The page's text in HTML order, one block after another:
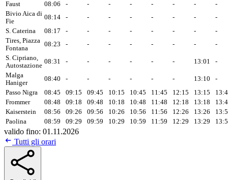
Faust 08:06 - - - - - - -
-
Bivio Aica di
Fie
08:14 - - - - - - -
-
S. Caterina
08:17 - - - - - - -
-
Tires, Piazza
Fontana
08:23 - - - - - - -
-
S. Cipriano,
Autostazione
08:31 - - - - - - 13:01
-
Malga
Haniger
08:40 - - - - - - 13:10
-
Passo Nigra
08:45 09:15 09:45 10:15 10:45 11:45 12:15 13:15
Frommer
08:48 09:18 09:48 10:18 10:48 11:48 12:18 13:18
Kaiserstein
08:56 09:26 09:56 10:26 10:56 11:56 12:26 13:26
Paolina
08:59 09:29 09:59 10:29 10:59 11:59 12:29 13:29
valido fino: 01.11.2026
Tutti gli orari